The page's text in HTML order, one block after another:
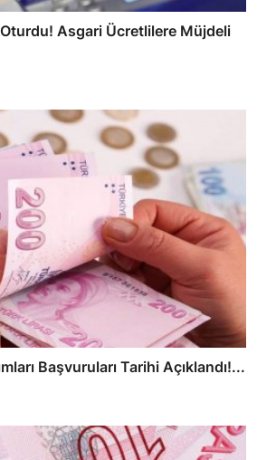
Asgari Ücretlilere Müjdeli
Başvuruları Tarihi Açıklandı!...